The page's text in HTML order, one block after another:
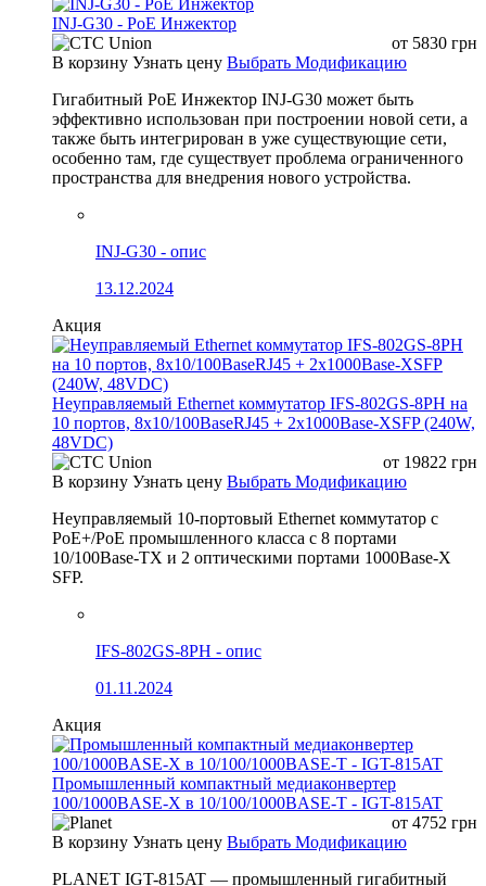
INJ-G30 - PoE Инжектор
от 5830 грн
В корзину Узнать цену Выбрать Модификацию
Гигабитный PoE Инжектор INJ-G30 может быть
эффективно использован при построении новой сети, а
также быть интегрирован в уже существующие сети,
особенно там, где существует проблема ограниченного
пространства для внедрения нового устройства.
INJ-G30 - опис
13.12.2024
Акция
Неуправляемый Ethernet коммутатор IFS-802GS-8PH на
10 портов, 8x10/100BaseRJ45 + 2x1000Base-XSFP (240W,
48VDC)
от 19822 грн
В корзину Узнать цену Выбрать Модификацию
Неуправляемый 10-портовый Ethernet коммутатор с
PoE+/PoE промышленного класса с 8 портами
10/100Base-TX и 2 оптическими портами 1000Base-X
SFP.
IFS-802GS-8PH - опис
01.11.2024
Акция
Промышленный компактный медиаконвертер
100/1000BASE-X в 10/100/1000BASE-T - IGT-815AT
от 4752 грн
В корзину Узнать цену Выбрать Модификацию
PLANET IGT-815AT — промышленный гигабитный